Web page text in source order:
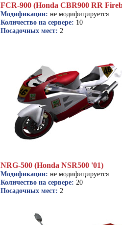
FCR-900 (Honda CBR900 RR
Модификации: не модифицируется
Количество на сервере: 10
Посадочных мест: 2
NRG-500 (Honda NSR500 '01)
Модификации: не модифицируется
Количество на сервере: 20
Посадочных мест: 2